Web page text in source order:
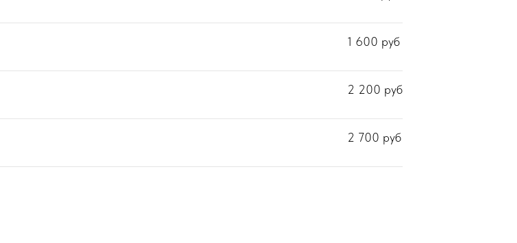
1 600 руб
2 200 руб
2 700 руб